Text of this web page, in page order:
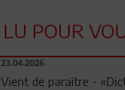
LU POUR
23.04.2026
Vient de paraître -